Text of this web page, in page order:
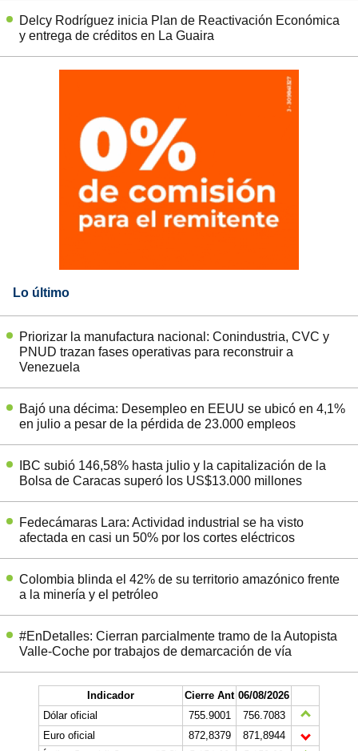
Delcy Rodríguez inicia Plan de Reactivación Económica
y entrega de créditos en La Guaira
Lo último
Priorizar la manufactura nacional: Conindustria, CVC y
PNUD trazan fases operativas para reconstruir a
Venezuela
Bajó una décima: Desempleo en EEUU se ubicó en 4,1%
en julio a pesar de la pérdida de 23.000 empleos
IBC subió 146,58% hasta julio y la capitalización de la
Bolsa de Caracas superó los US$13.000 millones
Fedecámaras Lara: Actividad industrial se ha visto
afectada en casi un 50% por los cortes eléctricos
Colombia blinda el 42% de su territorio amazónico frente
a la minería y el petróleo
#EnDetalles: Cierran parcialmente tramo de la Autopista
Valle-Coche por trabajos de demarcación de vía
Indicador Cierre Ant 06/08/2026
Dólar oficial
755.9001
756.7083
Euro oficial
872,8379
871,8944